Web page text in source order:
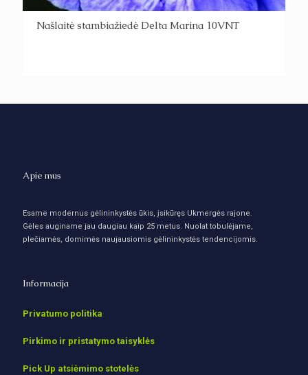
Našlaitė stambiažiedė Delta Marina 10VNT
Apie mus
Esame modernus gėlininkystės ūkis, įsikūręs Ukmergės rajone.
Gėles auginame jau daugiau kaip 25 metus. Nuolat tobulėjame,
plečiamės, domimės naujausiomis gėlininkystės tendencijomis.
Informacija
Privatumo politika
Pirkimo ir pristatymo taisyklės
Pick Up atsiėmimo stotelės